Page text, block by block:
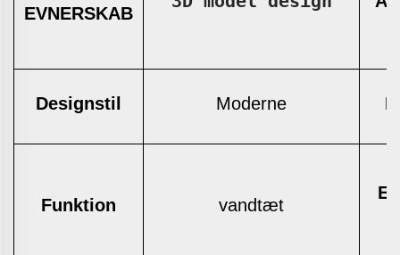
EVNERSKAB
Designstil Moderne
Funktion vandtæt